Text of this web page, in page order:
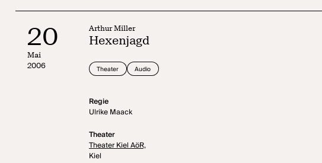
20
Mai
2006
Arthur Miller
Hexenjagd
Theater Audio
Regie
Ulrike Maack
Theater
Theater Kiel AöR,
Kiel